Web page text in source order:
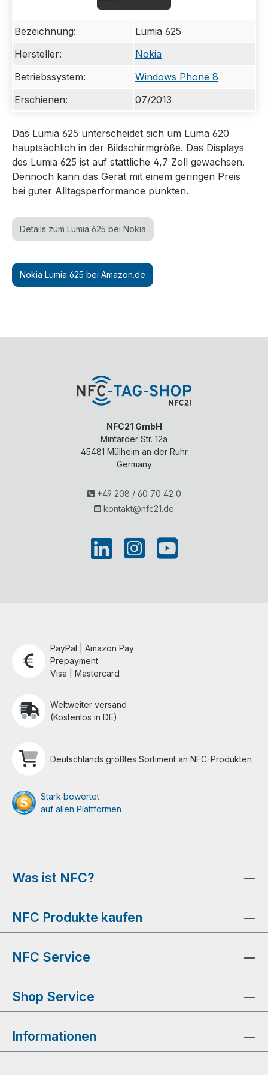
Bezeichnung:
Lumia 625
Hersteller:
Nokia
Betriebssystem:
Windows Phone 8
Erschienen:
07/2013
Das Lumia 625 unterscheidet sich um Luma 620
hauptsächlich in der Bildschirmgröße. Das Displays
des Lumia 625 ist auf stattliche 4,7 Zoll gewachsen.
Dennoch kann das Gerät mit einem geringen Preis
bei guter Alltagsperformance punkten.
Details zum Lumia 625 bei Nokia
Nokia Lumia 625 bei Amazon.de
NFC21 GmbH
Mintarder Str. 12a
45481 Mülheim an der Ruhr
Germany
+49 208 / 60 70 42 0
kontakt@nfc21.de
PayPal | Amazon Pay
Prepayment
Visa | Mastercard
Weltweiter versand
(Kostenlos in DE)
Deutschlands größtes Sortiment an NFC-Produkten
Stark bewertet
auf allen Plattformen
Was ist NFC?
NFC Produkte kaufen
NFC Service
Shop Service
Informationen